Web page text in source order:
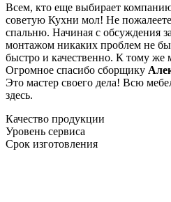
Всем, кто еще выбирает
советую Кухни мол! Не
спальню. Начиная с обсуждения
монтажом никаких проблем не
быстро и качественно. К тому же
Огромное спасибо сборщику
Это мастер своего дела! Всю
здесь.
Качество продукции
Уровень сервиса
Срок изготовления